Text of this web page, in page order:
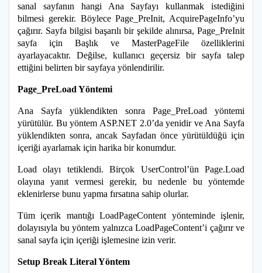
sanal sayfanın hangi Ana Sayfayı kullanmak istediğini
bilmesi gerekir. Böylece Page_PreInit, AcquirePageInfo’yu
çağırır. Sayfa bilgisi başarılı bir şekilde alınırsa, Page_PreInit
sayfa için Başlık ve MasterPageFile özelliklerini
ayarlayacaktır. Değilse, kullanıcı geçersiz bir sayfa talep
ettiğini belirten bir sayfaya yönlendirilir.
Page_PreLoad Yöntemi
Ana Sayfa yüklendikten sonra Page_PreLoad yöntemi
yürütülür. Bu yöntem ASP.NET 2.0’da yenidir ve Ana Sayfa
yüklendikten sonra, ancak Sayfadan önce yürütüldüğü için
içeriği ayarlamak için harika bir konumdur.
Load olayı tetiklendi. Birçok UserControl’ün Page.Load
olayına yanıt vermesi gerekir, bu nedenle bu yöntemde
eklenirlerse bunu yapma fırsatına sahip olurlar.
Tüm içerik mantığı LoadPageContent yönteminde işlenir,
dolayısıyla bu yöntem yalnızca LoadPageContent’i çağırır ve
sanal sayfa için içeriği işlemesine izin verir.
Setup Break Literal Yöntem